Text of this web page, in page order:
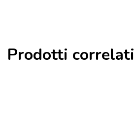
Prodotti correlati